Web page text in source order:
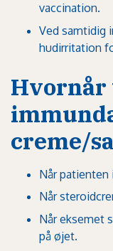
vaccination.
Ved samtidig
hudirritation
creme/
Når patienten
Når
Når eksemet
på øjet.